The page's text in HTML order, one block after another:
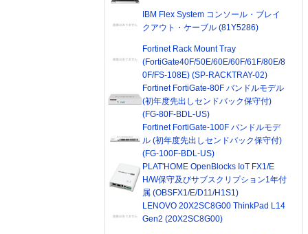
IBM Flex System コンソール・ブレイ
クアウト・ケーブル (81Y5286)
Fortinet Rack Mount Tray
(FortiGate40F/50E/60E/60F/61F/80E/8
0F/FS-108E) (SP-RACKTRAY-02)
Fortinet FortiGate-80F バンドルモデル
(初年度先出しセンドバック保守付)
(FG-80F-BDL-US)
Fortinet FortiGate-100F バンドルモデ
ル (初年度先出しセンドバック保守付)
(FG-100F-BDL-US)
PLAT'HOME OpenBlocks IoT FX1/E
H/W保守及びサブスクリプション1年付
属 (OBSFX1/E/D11/H1S1)
LENOVO 20X2SC8G00 ThinkPad L14
Gen2 (20X2SC8G00)